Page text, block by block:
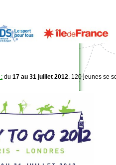
: du 17 au 31 juillet 2012. 120 jeunes se